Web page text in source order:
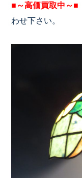
■～高価買取中～■
わせ下さい。